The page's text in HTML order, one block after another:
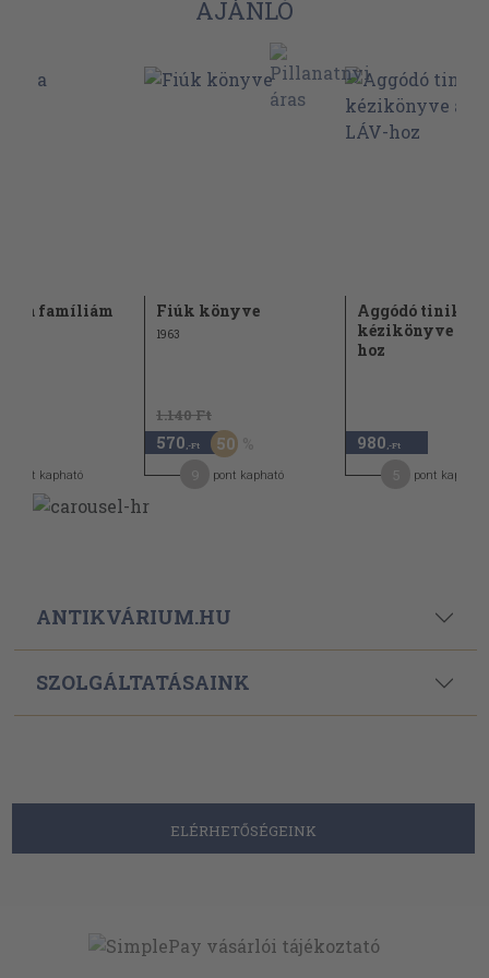
AJÁNLÓ
a famíliám
pont kapható
Fiúk könyve
1963
1.140 Ft
570 ,-Ft 50
pont kapható
Aggódó tinik
kézikönyve a
hoz
980 ,-Ft
pont kapható
ANTIKVÁRIUM.HU
SZOLGÁLTATÁSAINK
ELÉRHETŐSÉGEINK